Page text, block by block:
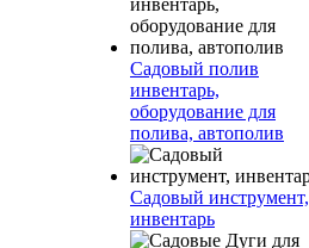
Садовый полив
инвентарь,
оборудование для
полива, автополив
Садовый инструмент,
инвентарь